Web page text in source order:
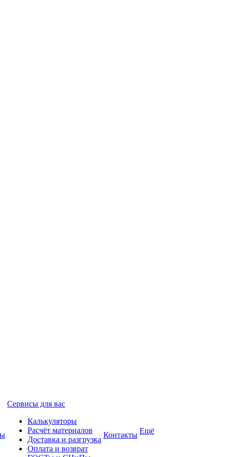
Сервисы для вас
Калькуляторы
Расчёт материалов
Доставка и разгрузка
Оплата и возврат
Контакты Ещё